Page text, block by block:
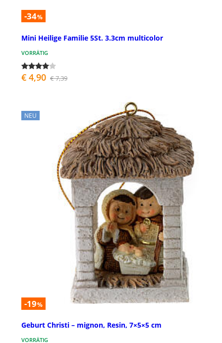
-34%
Mini Heilige Familie 5St. 3.3cm multicolor
VORRÄTIG
€ 4,90 € 7,39
NEU
-19%
Geburt Christi – mignon, Resin, 7×5×5 cm
VORRÄTIG